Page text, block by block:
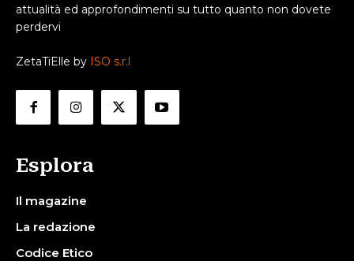
attualità ed approfondimenti su tutto quanto non dovete
perdervi
ZetaTiElle by ISO s.r.l
Esplora
Il magazine
La redazione
Codice Etico